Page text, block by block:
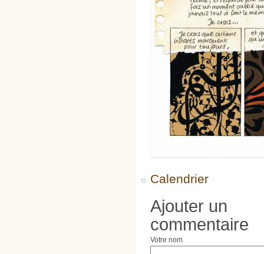
Calendrier
Ajouter un
commentaire
Votre nom